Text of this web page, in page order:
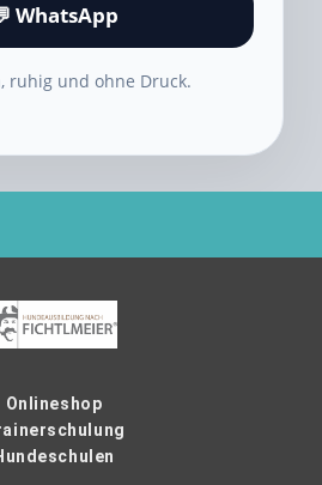
WhatsApp
ruhig und ohne Druck.
Onlineshop